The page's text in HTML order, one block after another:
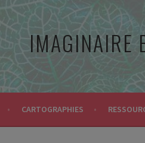
IMAGINAIRE
CARTOGRAPHIES